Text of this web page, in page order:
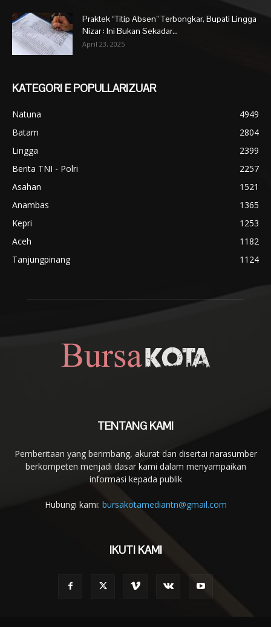
Praktek “Titip Absen” Terbongkar, Bupati Lingga
Nizar : Ini Bukan Sekadar...
April 23, 2025
KATEGORI E POPULLARIZUAR
Natuna
4949
Batam
2804
Lingga
2399
Berita TNI - Polri
2257
Asahan
1521
Anambas
1365
Kepri
1253
Aceh
1182
Tanjungpinang
1124
TENTANG KAMI
Pemberitaan yang berimbang, akurat dan disertai narasumber
berkompeten menjadi dasar kami dalam menyampaikan
informasi kepada publik
Hubungi kami: bursakotamediantn@gmail.com
IKUTI KAMI